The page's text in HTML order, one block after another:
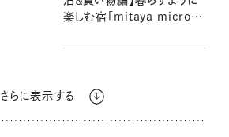
楽しむ宿「mitaya micro
友人と気兼ねなく過ごせま
さらに表示する